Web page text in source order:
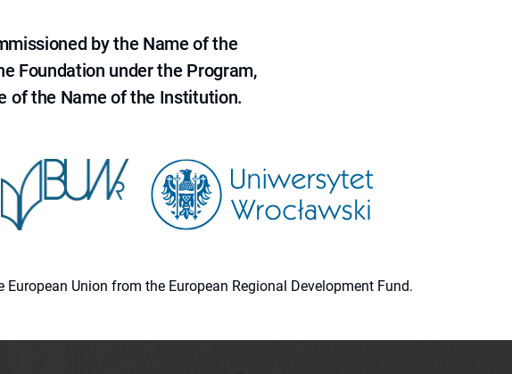
by the Name of the
Foundation under the Program,
of the Name of the Institution.
Union from the European Regional Development Fund.